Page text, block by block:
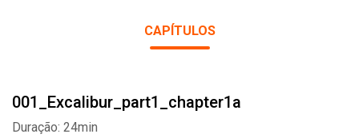
CAPÍTULOS
001_Excalibur_part1_chapter1a
Duração: 24min